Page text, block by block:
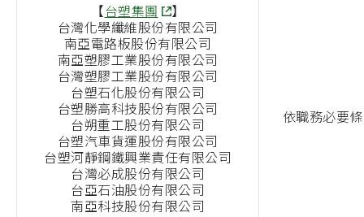
【台塑集團
】
台灣化學纖維股份有限公司
南亞電路板股份有限公司
南亞塑膠工業股份有限公司
台灣塑膠工業股份有限公司
台塑石化股份有限公司
台塑勝高科技股份有限公司
台朔重工股份有限公司
台塑汽車貨運股份有限公司
台塑河靜鋼鐵興業責任有限公司
台灣必成股份有限公司
台亞石油股份有限公司
南亞科技股份有限公司
依職務必要